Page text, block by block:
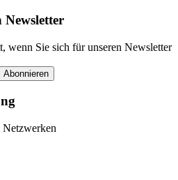
Newsletter
wenn Sie sich für unseren Newsletter
Abonnieren
Netzwerken